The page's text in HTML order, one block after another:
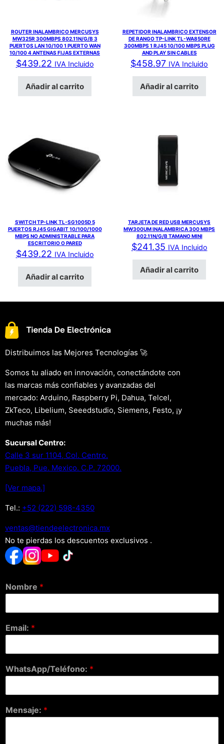
ROUTER INALAMBRICO MERCUSYS
MW325R 300MBPS 802.11N/G/B 3
PUERTOS LAN 10/100 1 PUERTO WAN
10/100 4 ANTENAS FIJAS EXTERNAS
$439.22 IVA Incluido
Añadir al carrito
REPETIDOR INALAMBRICO EXTENSOR
DE RANGO TP-LINK TL-WA850RE
300MBPS 1 RJ45 10/100 MBPS PLUG
AND PLAY SIN CABLES
$458.97 IVA Incluido
Añadir al carrito
SWITCH TP-LINK TL-SG1005D 5
PUERTOS RJ45 GIGABIT 10/100/1000
MBPS NO ADMINISTRABLE PARA
ESCRITORIO O PARED
$439.22 IVA Incluido
Añadir al carrito
TARJETA DE RED USB MERCUSYS
MW300UM INALAMBRICA 300 MBPS
802.11N/G/B TAMANO MINI
$241.35 IVA Incluido
Añadir al carrito
Distribuimos las Mejores Tecnologías 🚀
Somos tu aliado en innovación, conectándote con
las marcas más confiables y avanzadas del
mercado: Arduino, Raspberry Pi, Dahua, Telcel,
ZkTeco, Libelium, Seeedstudio, Siemens, Festo, ¡y
muchas más!
Sucursal Centro:
Calle 3 sur 1104, Col. Centro.
Puebla, Pue. Mexico. C.P. 72000.
[Ver mapa.]
Tel.: +52 (222) 598-4350
xm.acinortceleedneit@satnev
No te pierdas los descuentos exclusivos .
Nombre *
Email: *
WhatsApp/Teléfono: *
Mensaje: *